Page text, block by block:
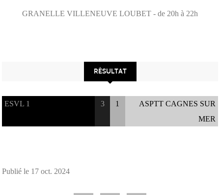
GRANELLE VILLENEUVE LOUBET - de 20h à 22h
RÉSULTAT
ESVL 1 3 1
ASPTT CAGNES SUR
MER
Publié le 17 oct. 2024